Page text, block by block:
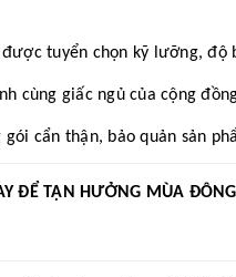
được tuyển chọn kỹ lưỡng, độ
cùng giấc ngủ của cộng
gói cẩn thận, bảo quản sản
ĐỂ TẬN HƯỞNG MÙA